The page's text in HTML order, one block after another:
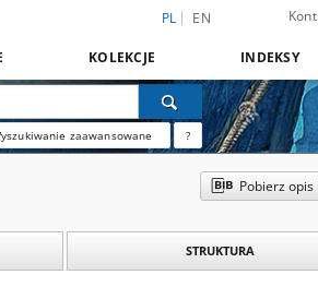
PL EN
KOLEKCJE INDEKSY
zaawansowane ?
Pobierz
STRUKTURA